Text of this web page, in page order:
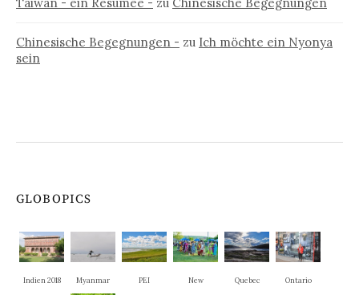
Taiwan - ein Resümee - zu Chinesische Begegnungen
Chinesische Begegnungen - zu Ich möchte ein Nyonya
sein
GLOBOPICS
Indien 2018 Myanmar PEI
New
Quebec Ontario